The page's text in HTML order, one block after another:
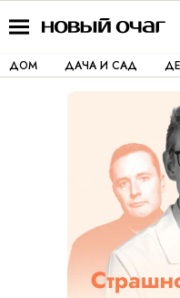
ДОМ ДАЧА И САД